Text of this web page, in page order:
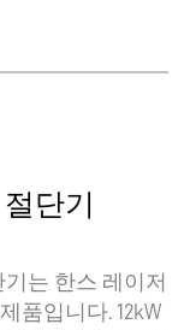
단기
는 한스 레이저
품입니다. 12kW